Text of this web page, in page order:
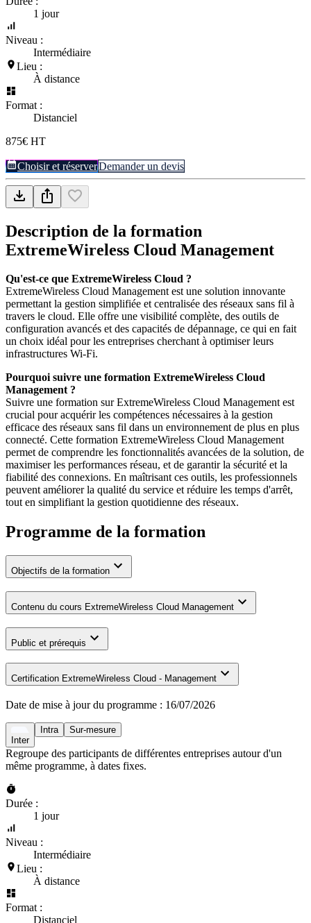
1 jour
Niveau :
Intermédiaire
Lieu :
À distance
Format :
Distanciel
875€ HT
Choisir et réserverDemander un devis
Description de la formation
ExtremeWireless Cloud Management
Qu'est-ce que ExtremeWireless Cloud ?
ExtremeWireless Cloud Management est une solution innovante
permettant la gestion simplifiée et centralisée des réseaux sans fil à
travers le cloud. Elle offre une visibilité complète, des outils de
configuration avancés et des capacités de dépannage, ce qui en fait
un choix idéal pour les entreprises cherchant à optimiser leurs
infrastructures Wi-Fi.
Pourquoi suivre une formation ExtremeWireless Cloud
Management ?
Suivre une formation sur ExtremeWireless Cloud Management est
crucial pour acquérir les compétences nécessaires à la gestion
efficace des réseaux sans fil dans un environnement de plus en plus
connecté. Cette formation ExtremeWireless Cloud Management
permet de comprendre les fonctionnalités avancées de la solution, de
maximiser les performances réseau, et de garantir la sécurité et la
fiabilité des connexions. En maîtrisant ces outils, les professionnels
peuvent améliorer la qualité du service et réduire les temps d'arrêt,
tout en simplifiant la gestion quotidienne des réseaux.
Programme de la formation
Objectifs de la formation
Contenu du cours ExtremeWireless Cloud Management
Public et prérequis
Certification ExtremeWireless Cloud - Management
Date de mise à jour du programme : 16/07/2026
Inter
Intra Sur-mesure
Regroupe des participants de différentes entreprises autour d'un
même programme, à dates fixes.
Durée :
1 jour
Niveau :
Intermédiaire
Lieu :
À distance
Format :
Distanciel